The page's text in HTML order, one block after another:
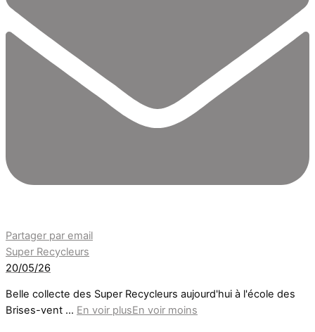
Partager par email
Super Recycleurs
20/05/26
Belle collecte des Super Recycleurs aujourd'hui à l'école des
Brises-vent ... En voir plusEn voir moins